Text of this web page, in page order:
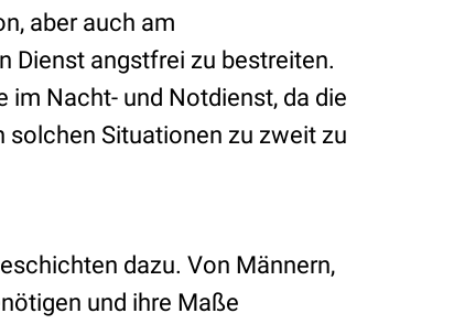
aber auch am
Dienst angstfrei zu bestreiten.
im Nacht- und Notdienst, da die
Situationen zu zweit zu
dazu. Von Männern,
und ihre Maße